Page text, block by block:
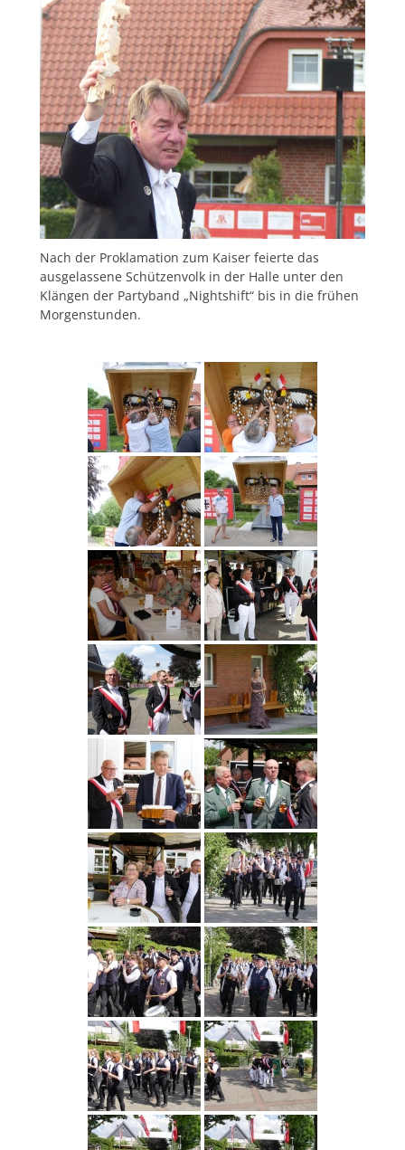
Nach der Proklamation zum Kaiser feierte das
ausgelassene Schützenvolk in der Halle unter den
Klängen der Partyband „Nightshift“ bis in die frühen
Morgenstunden.